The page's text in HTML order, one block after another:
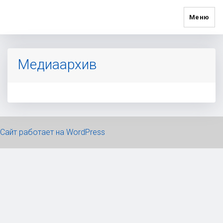
Меню
Медиаархив
Сайт работает на WordPress